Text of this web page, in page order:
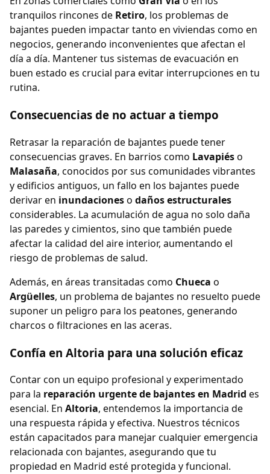
tranquilos rincones de Retiro, los problemas de
bajantes pueden impactar tanto en viviendas como en
negocios, generando inconvenientes que afectan el
día a día. Mantener tus sistemas de evacuación en
buen estado es crucial para evitar interrupciones en tu
rutina.
Consecuencias de no actuar a tiempo
Retrasar la reparación de bajantes puede tener
consecuencias graves. En barrios como Lavapiéso
Malasaña, conocidos por sus comunidades vibrantes
y edificios antiguos, un fallo en los bajantes puede
derivar en inundacioneso daños estructurales
considerables. La acumulación de agua no solo daña
las paredes y cimientos, sino que también puede
afectar la calidad del aire interior, aumentando el
riesgo de problemas de salud.
Además, en áreas transitadas como Chueca o
Argüelles, un problema de bajantes no resuelto puede
suponer un peligro para los peatones, generando
charcos o filtraciones en las aceras.
Confía en Altoria para una solución eficaz
Contar con un equipo profesional y experimentado
para la reparación urgente de bajantes en Madrid es
esencial. En Altoria, entendemos la importancia de
una respuesta rápida y efectiva. Nuestros técnicos
están capacitados para manejar cualquier emergencia
relacionada con bajantes, asegurando que tu
propiedad en Madrid esté protegida y funcional.